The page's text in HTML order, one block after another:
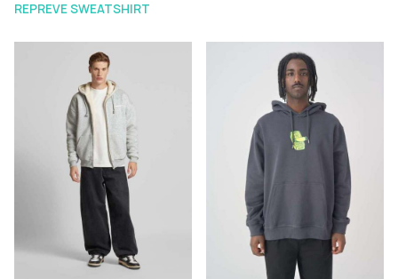
REPREVE SWEATSHIRT